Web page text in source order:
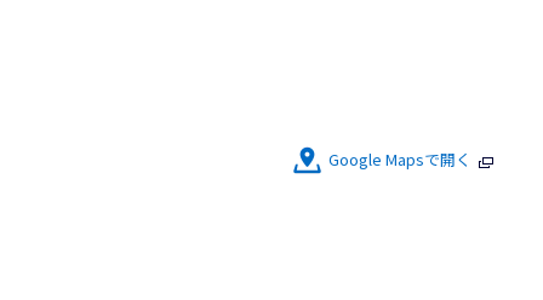
Google Mapsで開く